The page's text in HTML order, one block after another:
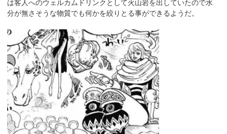
は客人へのウェルカムドリンクとして火山岩を出していたので水
分が無さそうな物質でも何かを絞りとる事ができるようだ。